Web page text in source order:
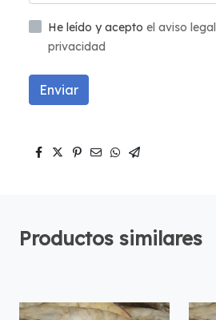
He leído y acepto el aviso legal
privacidad
Enviar
Productos similares